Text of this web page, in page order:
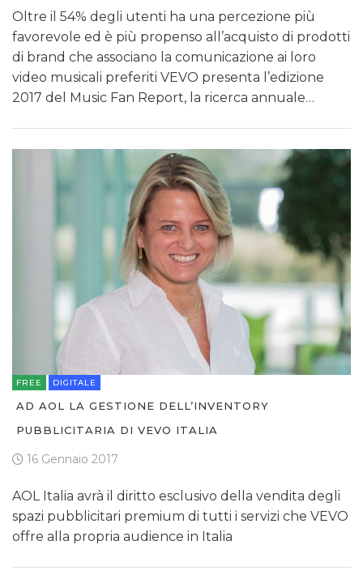
Oltre il 54% degli utenti ha una percezione più
favorevole ed è più propenso all’acquisto di prodotti
di brand che associano la comunicazione ai loro
video musicali preferiti VEVO presenta l’edizione
2017 del Music Fan Report, la ricerca annuale…
FREE DIGITALE
AD AOL LA GESTIONE DELL’INVENTORY
PUBBLICITARIA DI VEVO ITALIA
16 Gennaio 2017
AOL Italia avrà il diritto esclusivo della vendita degli
spazi pubblicitari premium di tutti i servizi che VEVO
offre alla propria audience in Italia